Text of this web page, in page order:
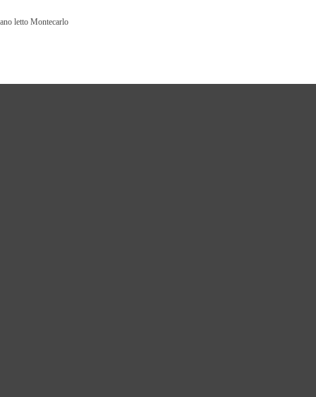
letto Montecarlo